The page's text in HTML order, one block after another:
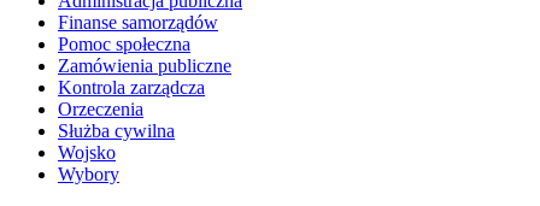
Finanse samorządów
Pomoc społeczna
Zamówienia publiczne
Kontrola zarządcza
Orzeczenia
Służba cywilna
Wojsko
Wybory